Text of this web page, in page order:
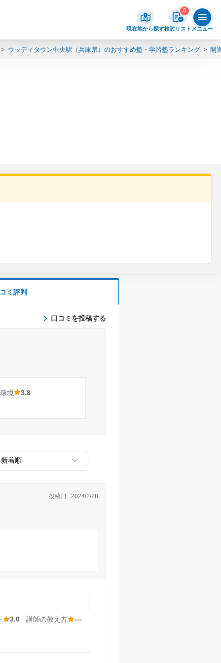
現在地から探す
0
検討リスト メニュー
ウッディタウン中央駅（兵庫県）のおすすめ塾・学習塾ランキング 開
ミ評判
口コミを投稿する
境
3.8
投稿日 : 2024/2/28
3.0 講師の教え方 ---